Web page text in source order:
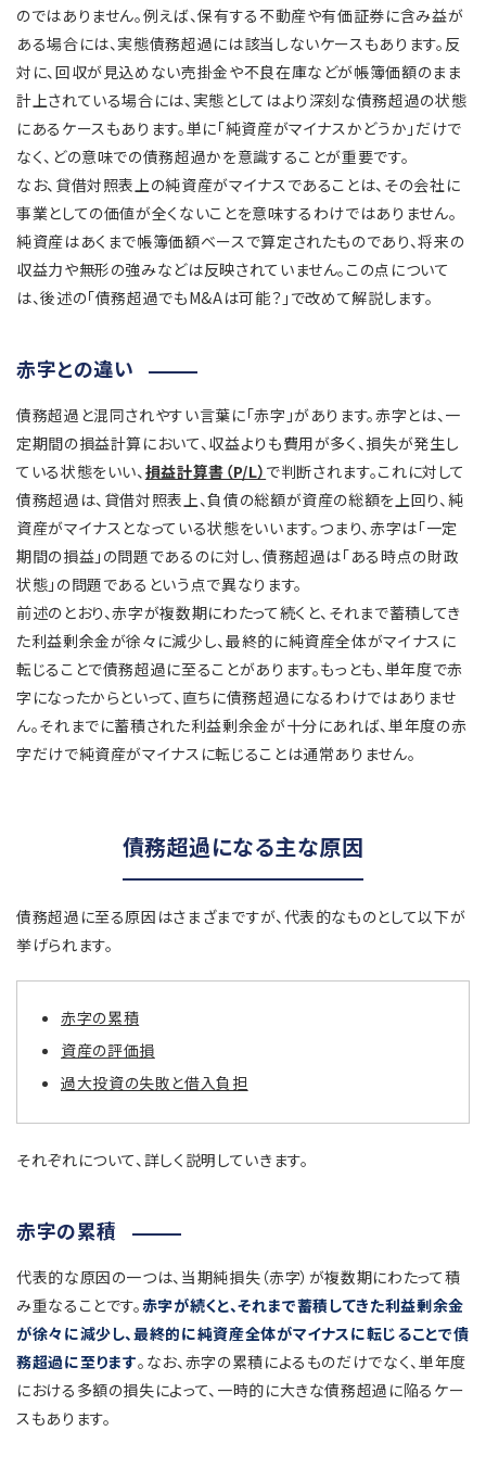
のではありません。例えば、保有する不動産や有価証券に含み益が
ある場合には、実態債務超過には該当しないケースもあります。反
対に、回収が見込めない売掛金や不良在庫などが帳簿価額のまま
計上されている場合には、実態としてはより深刻な債務超過の状態
にあるケースもあります。単に「純資産がマイナスかどうか」だけで
なく、どの意味での債務超過かを意識することが重要です。
なお、貸借対照表上の純資産がマイナスであることは、その会社に
事業としての価値が全くないことを意味するわけではありません。
純資産はあくまで帳簿価額ベースで算定されたものであり、将来の
収益力や無形の強みなどは反映されていません。この点について
は、後述の「債務超過でもM&Aは可能？」で改めて解説します。
赤字との違い
債務超過と混同されやすい言葉に「赤字」があります。赤字とは、一
定期間の損益計算において、収益よりも費用が多く、損失が発生し
ている状態をいい、損益計算書（P/L） で判断されます。これに対して
債務超過は、貸借対照表上、負債の総額が資産の総額を上回り、純
資産がマイナスとなっている状態をいいます。つまり、赤字は「一定
期間の損益」の問題であるのに対し、債務超過は「ある時点の財政
状態」の問題であるという点で異なります。
前述のとおり、赤字が複数期にわたって続くと、それまで蓄積してき
た利益剰余金が徐々に減少し、最終的に純資産全体がマイナスに
転じることで債務超過に至ることがあります。もっとも、単年度で赤
字になったからといって、直ちに債務超過になるわけではありませ
ん。それまでに蓄積された利益剰余金が十分にあれば、単年度の赤
字だけで純資産がマイナスに転じることは通常ありません。
債務超過になる主な原因
債務超過に至る原因はさまざまですが、代表的なものとして以下が
挙げられます。
赤字の累積
資産の評価損
過大投資の失敗と借入負担
それぞれについて、詳しく説明していきます。
赤字の累積
代表的な原因の一つは、当期純損失（赤字）が複数期にわたって積
み重なることです。赤字が続くと、それまで蓄積してきた利益剰余金
が徐々に減少し、最終的に純資産全体がマイナスに転じることで債
務超過に至ります。なお、赤字の累積によるものだけでなく、単年度
における多額の損失によって、一時的に大きな債務超過に陥るケー
スもあります。